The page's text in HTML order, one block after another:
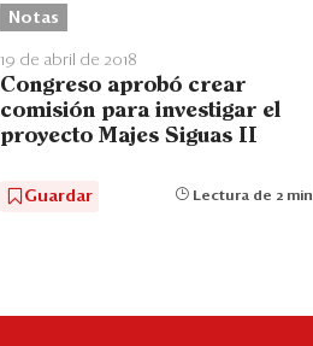
Notas
19 de abril de 2018
Congreso aprobó crear
comisión para investigar el
proyecto Majes Siguas II
Guardar Lectura de 2 min